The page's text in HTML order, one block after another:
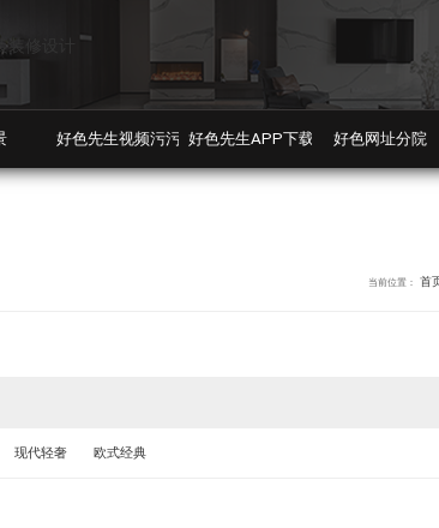
黄色视频,好色先生
好色先生视频污污污好色先生APP下载安装装修攻略
好色网址分院
当前位置： 首
现代轻奢 欧式经典